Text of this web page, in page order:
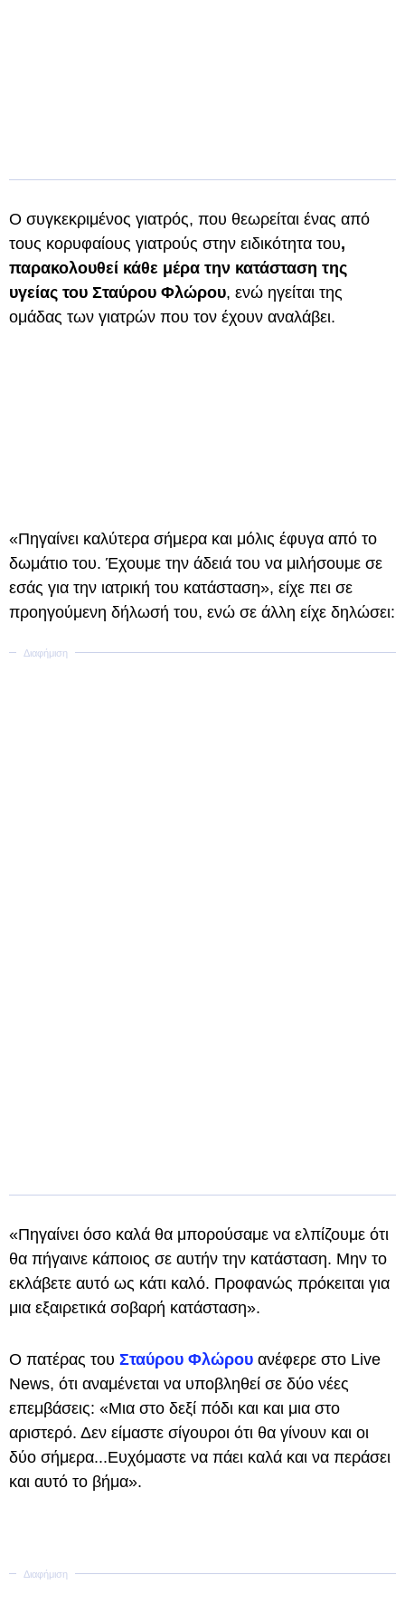
Ο συγκεκριμένος γιατρός, που θεωρείται ένας από
τους κορυφαίους γιατρούς στην ειδικότητα του,
παρακολουθεί κάθε μέρα την κατάσταση της
υγείας του Σταύρου Φλώρου, ενώ ηγείται της
ομάδας των γιατρών που τον έχουν αναλάβει.
«Πηγαίνει καλύτερα σήμερα και μόλις έφυγα από το
δωμάτιο του. Έχουμε την άδειά του να μιλήσουμε σε
εσάς για την ιατρική του κατάσταση», είχε πει σε
προηγούμενη δήλωσή του, ενώ σε άλλη είχε δηλώσει:
«Πηγαίνει όσο καλά θα μπορούσαμε να ελπίζουμε ότι
θα πήγαινε κάποιος σε αυτήν την κατάσταση. Μην το
εκλάβετε αυτό ως κάτι καλό. Προφανώς πρόκειται για
μια εξαιρετικά σοβαρή κατάσταση».
Ο πατέρας του Σταύρου Φλώρου ανέφερε στο Live
News, ότι αναμένεται να υποβληθεί σε δύο νέες
επεμβάσεις: «Μια στο δεξί πόδι και και μια στο
αριστερό. Δεν είμαστε σίγουροι ότι θα γίνουν και οι
δύο σήμερα...Ευχόμαστε να πάει καλά και να περάσει
και αυτό το βήμα».